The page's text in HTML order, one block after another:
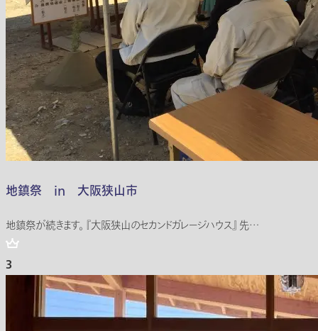
地鎮祭 in 大阪狭山市
地鎮祭が続きます。 『大阪狭山のセカンドガレージハウス』 先…
3